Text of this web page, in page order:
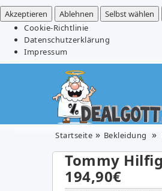
Akzeptieren
Ablehnen Selbst wählen
Cookie-Richtlinie
Datenschutzerklärung
Impressum
Startseite Bekleidung
Tommy
194,90€